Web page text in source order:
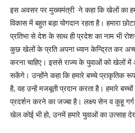
इस अवसर पर मुख्यमंत्री ने कहा कि खेलों का
विकास में बहुत बड़ा योगदान रहता है। हमारा
प्रतिभा से देश के साथ ही प्रदेश का नाम भी
कुछ खेलों के प्रति अपना ध्यान केन्द्रित कर
करना चाहिए। इससे राज्य के युवाओं को खेलों में
सकेंगे। उन्होंने कहा कि हमारे बच्चे प्राकृतिक
है, वह उन्हें मजबूती प्रदान करता है। हमारे
प्रदर्शन करने का जज्बा है। लक्ष्य सेन व कुहू
खेल कोई भी हो, उनमें हमारे युवाओं का उत्साह